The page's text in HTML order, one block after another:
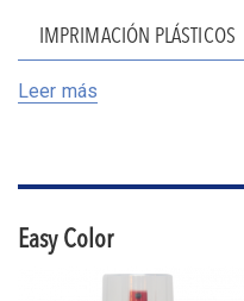
IMPRIMACIÓN PLÁSTICOS
Leer más
Easy Color